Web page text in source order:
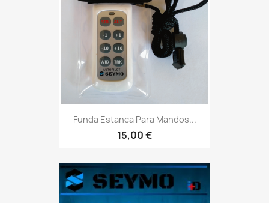
Funda Estanca Para Mandos...
15,00 €